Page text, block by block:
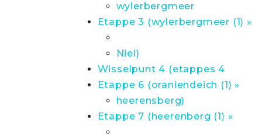
wylerbergmeer
Etappe 3 (wylerbergmeer (1) »
Niel)
Wisselpunt 4 (etappes 4
Etappe 6 (oraniendeich (1) »
heerensberg)
Etappe 7 (heerenberg (1) »